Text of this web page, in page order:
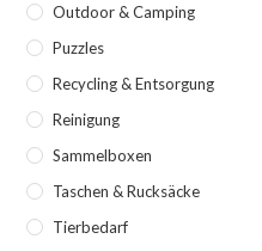
Outdoor & Camping
Puzzles
Recycling & Entsorgung
Reinigung
Sammelboxen
Taschen & Rucksäcke
Tierbedarf